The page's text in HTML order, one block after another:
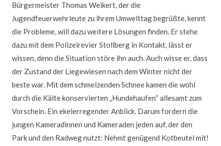
Bürgermeister Thomas Weikert, der die
Jugendfeuerwehrleute zu ihrem Umwelttag begrüßte, kennt
die Probleme, will dazu weitere Lösungen finden. Er stehe
dazu mit dem Polizeirevier Stollberg in Kontakt, lässt er
wissen, denn die Situation störe ihn auch. Auch wisse er, dass
der Zustand der Liegewiesen nach dem Winter nicht der
beste war. Mit dem schmelzenden Schnee kamen die wohl
durch die Kälte konservierten „Hundehaufen“ allesamt zum
Vorschein. Ein ekelerregender Anblick. Darum fordern die
jungen Kameradinnen und Kameraden jeden auf, der den
Park und den Radweg nutzt: Nehmt genügend Kotbeutel mit!